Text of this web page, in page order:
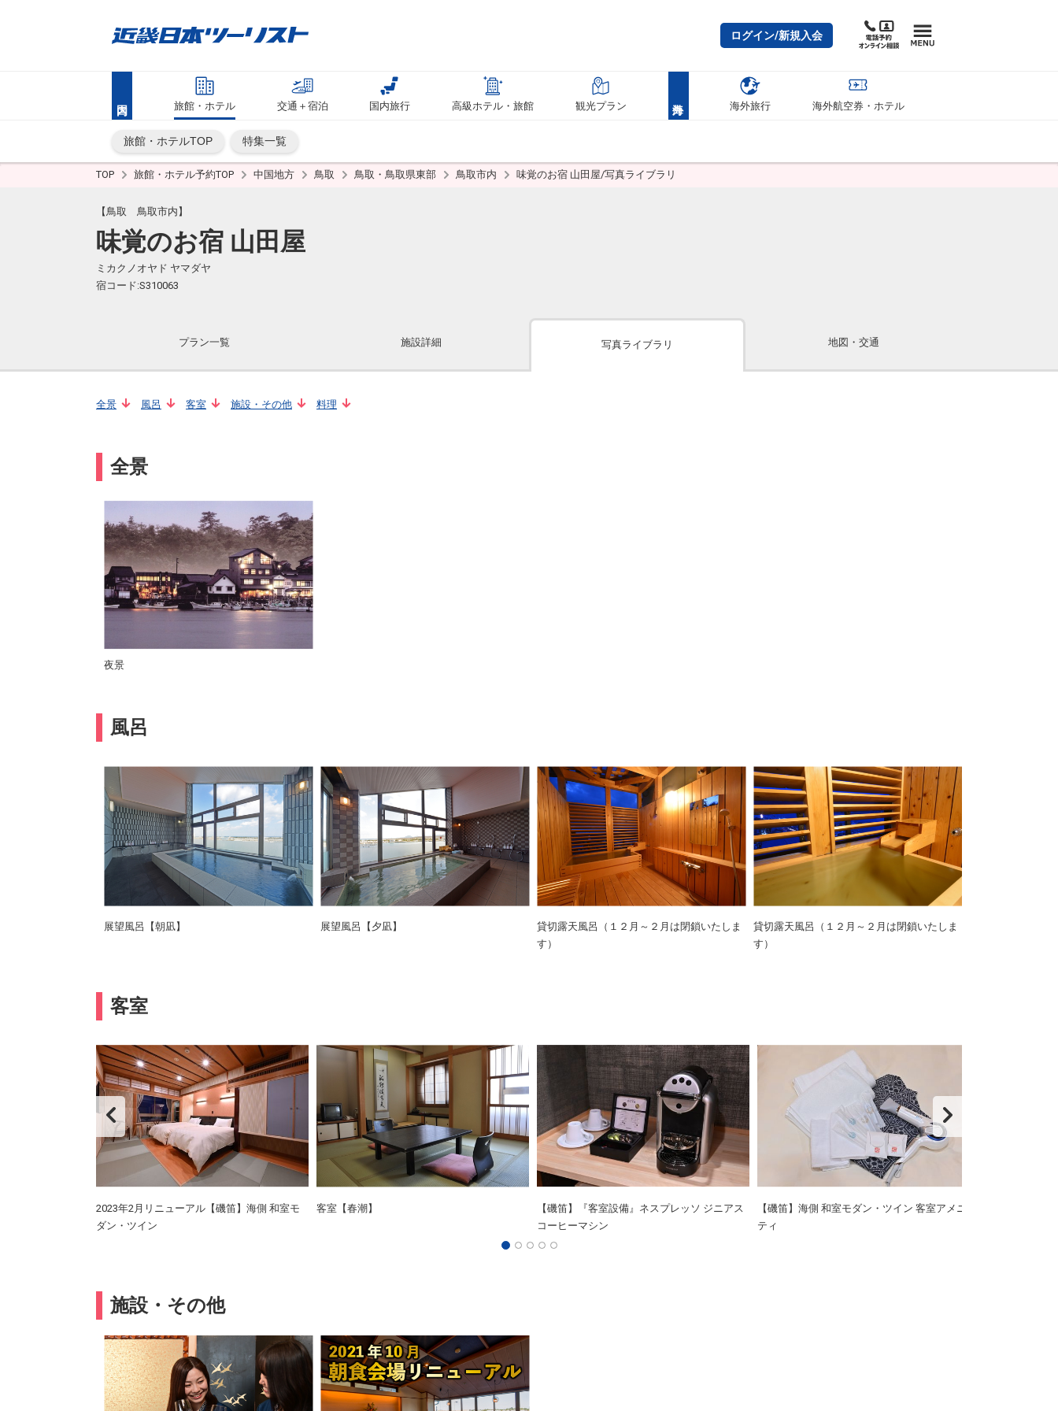
ログイン/新規入会
旅館・ホテル 交通＋宿泊 国内旅行 高級ホテル・旅館 観光プラン 海外旅行 海外航空券・ホテル
旅館・ホテルTOP 特集一覧
TOP 旅館・ホテル予約TOP 中国地方 鳥取 鳥取・鳥取県東部 鳥取市内 味覚のお宿 山田屋/写真ライブラリ
【鳥取 鳥取市内】
味覚のお宿 山田屋
ミカクノオヤド ヤマダヤ
宿コード:S310063
プラン一覧 施設詳細 写真ライブラリ 地図・交通
全景 風呂 客室 施設・その他 料理
全景
夜景
風呂
展望風呂【朝凪】 展望風呂【夕凪】
貸切露天風呂（１２月～２月は閉鎖いたしま
す）
貸切露天風呂（１２月～２月は閉鎖いたしま
す）
客室
2023年2月リニューアル【磯笛】海側 和室モ
ダン・ツイン
客室【春潮】
【磯笛】『客室設備』ネスプレッソ ジニアス
コーヒーマシン
【磯笛】海側 和室モダン・ツイン 客室アメニ
ティ
施設・その他